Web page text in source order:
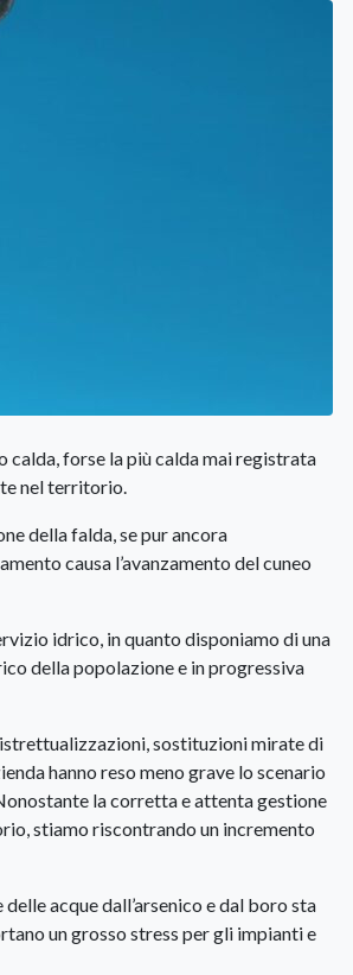
calda, forse la più calda mai registrata
nel territorio.
della falda, se pur ancora
causa l’avanzamento del cuneo
idrico, in quanto disponiamo di una
della popolazione e in progressiva
sostituzioni mirate di
hanno reso meno grave lo scenario
la corretta e attenta gestione
stiamo riscontrando un incremento
acque dall’arsenico e dal boro sta
un grosso stress per gli impianti e